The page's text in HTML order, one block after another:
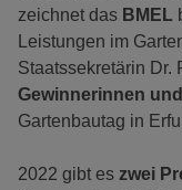
zeichnet das BMEL
Leistungen im
Staatssekretärin Dr.
Gewinnerinnen
Gartenbautag in
2022 gibt es zwei